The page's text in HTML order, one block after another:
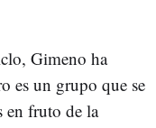
Gimeno ha
es un grupo que se
en fruto de la